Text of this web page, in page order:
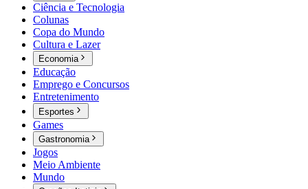
Ciência e Tecnologia
Colunas
Copa do Mundo
Cultura e Lazer
Economia
Educação
Emprego e Concursos
Entretenimento
Esportes
Games
Gastronomia
Jogos
Meio Ambiente
Mundo